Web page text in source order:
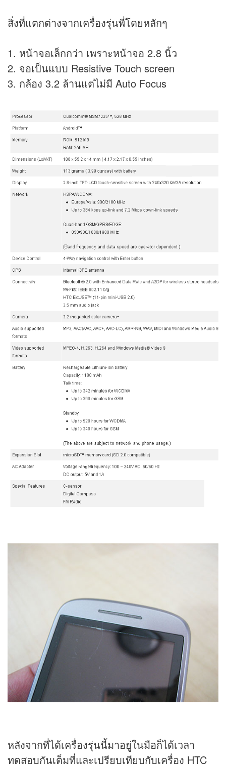
สิ่งที่แตกต่างจากเครื่องรุ่นพี่โดยหลักๆ
1. หน้าจอเล็กกว่า เพราะหน้าจอ 2.8 นิ้ว
2. จอเป็นแบบ Resistive Touch screen
3. กล้อง 3.2 ล้านแต่ไม่มี Auto Focus
หลังจากที่ได้เครื่องรุ่นนี้มาอยู่ในมือก็ได้เวลา
ทดสอบกันเต็มที่และเปรียบเทียบกับเครื่อง HTC